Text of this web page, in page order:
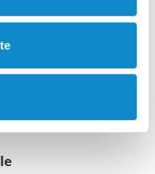
Metsos